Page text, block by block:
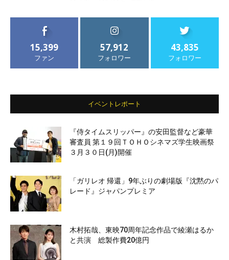
15,399
ファン
57,912
フォロワー
43,835
フォロワー
イベントレポート
『侍タイムスリッパー』の安田監督など豪華
審査員 第１９回ＴＯＨＯシネマズ学生映画祭
３月３０日(月)開催
「ガリレオ 帰還」9年ぶりの劇場版『沈黙のパ
レード』ジャパンプレミア
木村拓哉、東映70周年記念作品で綾瀬はるか
と共演 総製作費20億円